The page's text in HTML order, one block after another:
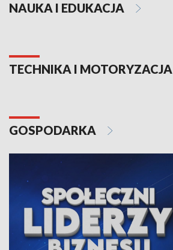
NAUKA I EDUKACJA
TECHNIKA I MOTORYZACJA
GOSPODARKA